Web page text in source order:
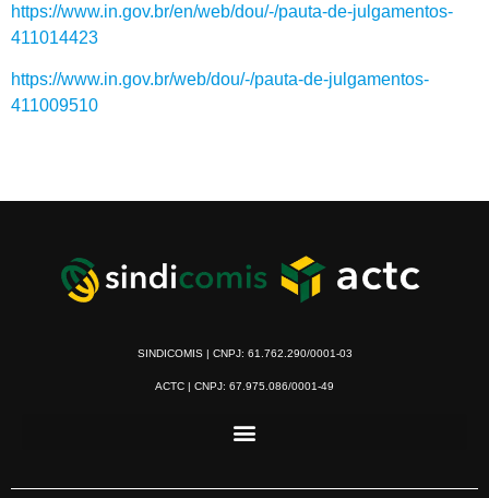
https://www.in.gov.br/en/web/dou/-/pauta-de-julgamentos-
411014423
https://www.in.gov.br/web/dou/-/pauta-de-julgamentos-
411009510
SINDICOMIS | CNPJ: 61.762.290/0001-03
ACTC | CNPJ: 67.975.086/0001-49